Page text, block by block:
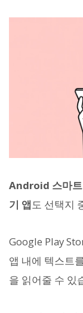
Android 스마트
기 앱도 선택지
Google Play
앱 내에 텍스트
을 읽어줄 수 있